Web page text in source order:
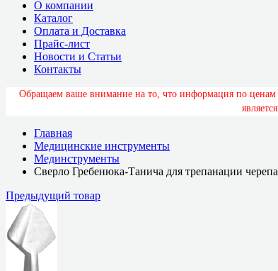
О компании
Каталог
Оплата и Доставка
Прайс-лист
Новости и Статьи
Контакты
Обращаем ваше внимание на то, что информация по ценам
является
Главная
Медицинские инструменты
Мединструменты
Сверло Гребенюка-Танича для трепанации черепа
Предыдущий товар